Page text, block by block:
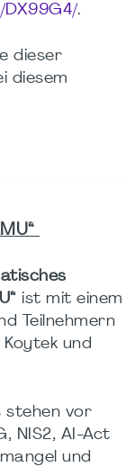
.
dieser
diesem
ist mit einem
Teilnehmern
und
stehen vor
NIS2, AI-Act
und